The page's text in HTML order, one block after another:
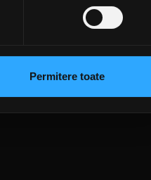
informații cu privire la modul
în urma folosirii serviciilor
Permitere toate